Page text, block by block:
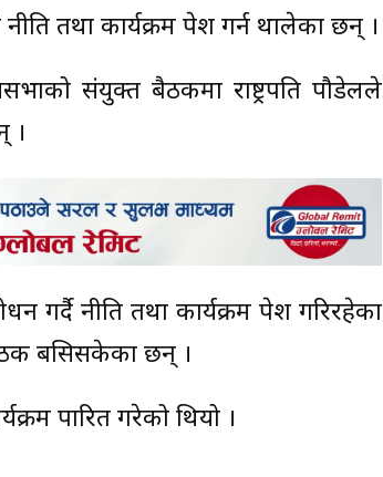
नीति तथा कार्यक्रम पेश गर्न थालेका छन् ।
संयुक्त बैठकमा राष्ट्रपति पौडेलले
।
गर्दै नीति तथा कार्यक्रम पेश गरिरहेका
बैठक बसिसकेका छन् ।
पारित गरेको थियो ।